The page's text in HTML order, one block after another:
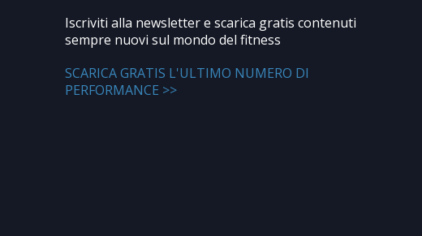
Iscriviti alla newsletter e scarica gratis contenuti
sempre nuovi sul mondo del fitness
SCARICA GRATIS L'ULTIMO NUMERO DI
PERFORMANCE >>